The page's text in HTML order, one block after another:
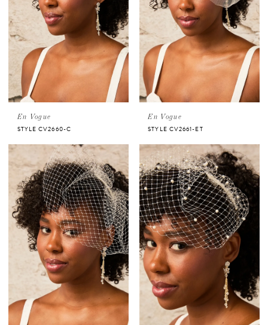
En Vogue
STYLE CV2660-C
En Vogue
STYLE CV2661-ET